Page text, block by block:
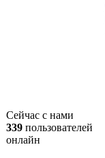
Сейчас с нами
339 пользователей
онлайн